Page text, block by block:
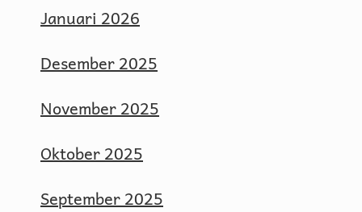
Januari 2026
Desember 2025
November 2025
Oktober 2025
September 2025